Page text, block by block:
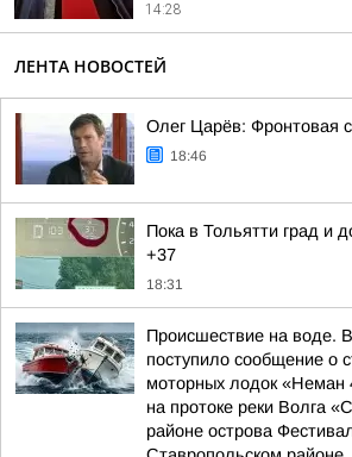
14:28
ЛЕНТА НОВОСТЕЙ
Олег Царёв: Фронтовая
18:46
Пока в Тольятти град и
+37
18:31
Происшествие на воде.
поступило сообщение о
моторных лодок «Неман
на протоке реки Волга
районе острова